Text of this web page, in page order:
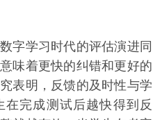
学习时代的评估演进同
味着更快的纠错和更好的
表明，反馈的及时性与学
完成测试后越快得到反